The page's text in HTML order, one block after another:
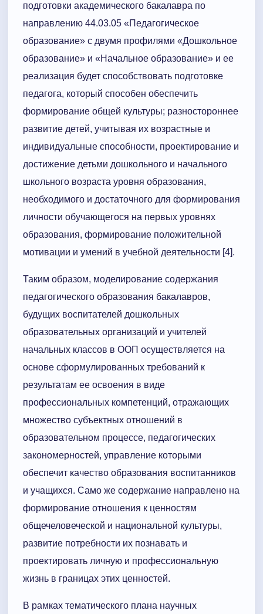
подготовки академического бакалавра по
направлению 44.03.05 «Педагогическое
образование» с двумя профилями «Дошкольное
образование» и «Начальное образование» и ее
реализация будет способствовать подготовке
педагога, который способен обеспечить
формирование общей культуры; разностороннее
развитие детей, учитывая их возрастные и
индивидуальные способности, проектирование и
достижение детьми дошкольного и начального
школьного возраста уровня образования,
необходимого и достаточного для формирования
личности обучающегося на первых уровнях
образования, формирование положительной
мотивации и умений в учебной деятельности [4].
Таким образом, моделирование содержания
педагогического образования бакалавров,
будущих воспитателей дошкольных
образовательных организаций и учителей
начальных классов в ООП осуществляется на
основе сформулированных требований к
результатам ее освоения в виде
профессиональных компетенций, отражающих
множество субъектных отношений в
образовательном процессе, педагогических
закономерностей, управление которыми
обеспечит качество образования воспитанников
и учащихся. Само же содержание направлено на
формирование отношения к ценностям
общечеловеческой и национальной культуры,
развитие потребности их познавать и
проектировать личную и профессиональную
жизнь в границах этих ценностей.
В рамках тематического плана научных